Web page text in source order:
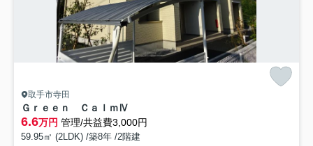
取手市寺田
Ｇｒｅｅｎ ＣａｌｍⅣ
6.6万円 管理/共益費3,000円
59.95㎡ (2LDK) /築8年 /2階建